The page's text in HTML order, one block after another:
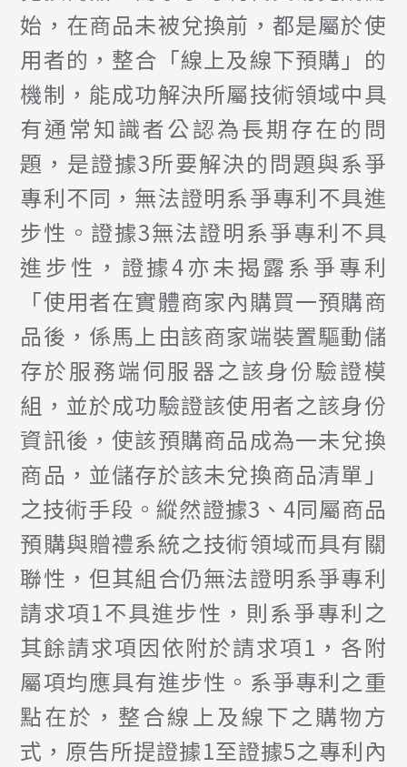
始，在商品未被兌換前，都是屬於使
用者的，整合「線上及線下預購」的
機制，能成功解決所屬技術領域中具
有通常知識者公認為長期存在的問
題，是證據3所要解決的問題與系爭
專利不同，無法證明系爭專利不具進
步性。證據3無法證明系爭專利不具
進步性，證據4亦未揭露系爭專利
「使用者在實體商家內購買一預購商
品後，係馬上由該商家端裝置驅動儲
存於服務端伺服器之該身份驗證模
組，並於成功驗證該使用者之該身份
資訊後，使該預購商品成為一未兌換
商品，並儲存於該未兌換商品清單」
之技術手段。縱然證據3、4同屬商品
預購與贈禮系統之技術領域而具有關
聯性，但其組合仍無法證明系爭專利
請求項1不具進步性，則系爭專利之
其餘請求項因依附於請求項1，各附
屬項均應具有進步性。系爭專利之重
點在於，整合線上及線下之購物方
式，原告所提證據1至證據5之專利內